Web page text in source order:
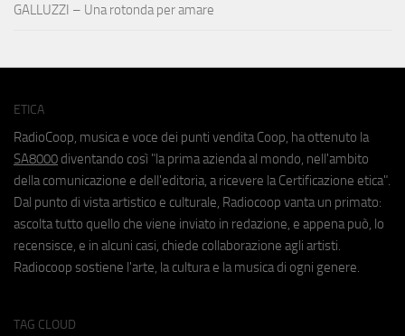
GALLUZZI – Una rotonda per amare
ETICA
RadioCoop, musica e voce dei punti vendita Coop, ha ottenuto la
SA8000 diventando così "la prima azienda al mondo, nell'ambito
della comunicazione e dell'editoria, a ricevere la Certificazione etica".
Dal punto di vista artistico e culturale, Radiocoop vanta un primato:
ascolta tutto quello che viene inviato in redazione, e appena può, lo
recensisce, e in alcuni casi, chiede collaborazione agli artisti.
Radiocoop sostiene l'arte, la cultura e la musica di ogni genere.
TAG CLOUD